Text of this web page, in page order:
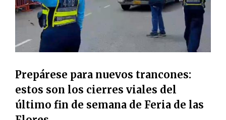
Prepárese para nuevos trancones:
estos son los cierres viales del
último fin de semana de Feria de las